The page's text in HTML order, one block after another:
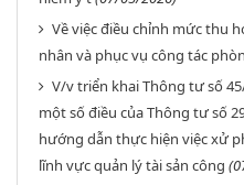
Về việc điều chỉnh mức thu
nhân và phục vụ công tác
V/v triển khai Thông tư số
một số điều của Thông tư số
hướng dẫn thực hiện việc xử
lĩnh vực quản lý tài sản công